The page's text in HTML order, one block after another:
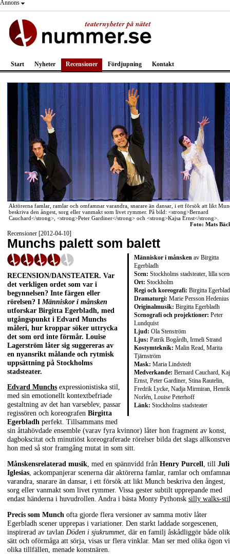
Annons
Start Nyheter Recensioner Fördjupning Kontakt
Aktörerna famlar, ramlar och omfamnar varandra, snarare än dansar, i ett försök att likt
beskriva den ångest, sorg eller vanmakt som livet rymmer. På bild: <strong>Bernard
Cauchard</strong>, <strong>Peter Gardiner</strong> och <strong>Kajsa Ernst</strong>.
Foto: Mats
Recensioner [2012-04-10]
Munchs palett som balett
Människor i månsken av Birgitta
Egerbladh
Scen: Stockholms stadsteater, lilla
Ort: Stockholm
Regi och koreografi: Birgitta
Dramaturgi: Marie Persson Hedenius
Originalmusik: Birgitta Egerbladh
Scenografi och projektioner: Peter
Lundquist
Ljud: Ola Stenström
Ljus: Patrik Bogårdh, Irmeli Strand
Kostymteknik: Malin Read, Marita
Tjärnström
Mask: Maria Lindstedt
Medverkande: Bernard Cauchard,
Ernst, Peter Gardiner, Stina Rautelin,
Fredrik Lycke, Nadja Mirmiran, Henrik
Norlén, Louise Peterhoff
Länk: Stockholms stadsteater
RECENSION/DANSTEATER. Var
det verkligen ordet som var i
begynnelsen? Inte färgen eller
rörelsen? I Människor i månsken
utforskar Birgitta Egerbladh, med
utgångspunkt i Edvard Munchs
måleri, hur kroppar söker uttrycka
det som ord inte förmår. Louise
Lagerström låter sig suggereras av
en nyansrikt målande och rytmisk
uppsättning på Stockholms
stadsteater.
Edvard Munchs expressionistiska stil,
med sin emotionellt kontextbefriade
gestaltning av det han varseblev, passar
regissören och koreografen Birgitta
Egerbladh perfekt. Tillsammans med
sin åttahövdade ensemble (varav fyra kvinnor) låter hon fragment av konst,
dagbokscitat och minutiöst koreograferade rörelser bilda det slags
hon med så stor framgång mutat in som sitt.
Månskensrelaterad musik, med en spännvidd från Henry Purcell, till
Iglesias, ackompanjerar scenerna där aktörerna famlar, ramlar och
varandra, snarare än dansar, i ett försök att likt Munch beskriva den ångest,
sorg eller vanmakt som livet rymmer. Vissa gester subtilt upprepande med
endast händerna i huvudrollen. Andra i bästa Monty Pythonsk silly walks-
Precis som Munch ofta gjorde flera versioner av samma motiv låter
Egerbladh scener upprepas i variationer. Den starkt laddade sorgescenen,
inspirerad av tavlan Döden i sjukrummet , där en familj åskådliggör både
sätt och oförmåga att sörja, visas ur flera vinklar. Man ser med olika ögon
olika tillfällen, menade konstnären.